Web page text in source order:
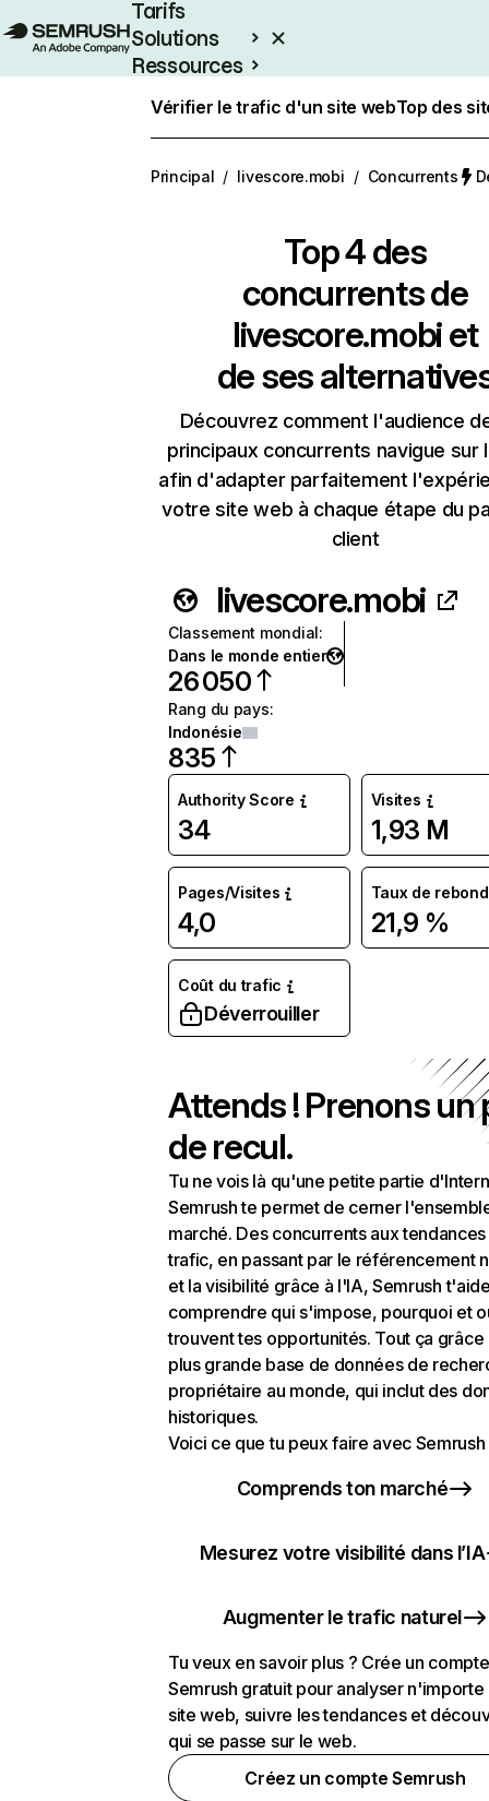
Tarifs
Solutions
Ressources
Vérifier le trafic d'un site webTop des
Principal / livescore.mobi / Concurrents
Top 4 des
concurrents de
livescore.mobi et
de ses
Découvrez comment l'audience
principaux concurrents navigue sur
afin d'adapter parfaitement
votre site web à chaque étape du
client
livescore.mobi
Classement mondial:
Dans le monde entier
26 050
Rang du pays:
Indonésie
835
Authority Score
34
Visites
1,93 M
Pages/Visites
4,0
Taux de rebond
21,9 %
Coût du trafic
Déverrouiller
Attends ! Prenons un
de recul.
Tu ne vois là qu'une petite partie
Semrush te permet de cerner
marché. Des concurrents aux
trafic, en passant par le référencement
et la visibilité grâce à l'IA, Semrush
comprendre qui s'impose, pourquoi et
trouvent tes opportunités. Tout ça grâce
plus grande base de données de
propriétaire au monde, qui inclut des
historiques.
Voici ce que tu peux faire avec Semrush
Comprends ton marché
Mesurez votre visibilité dans l’IA
Augmenter le trafic naturel
Tu veux en savoir plus ? Crée un compte
Semrush gratuit pour analyser n'importe
site web, suivre les tendances et
qui se passe sur le web.
Créez un compte Semrush